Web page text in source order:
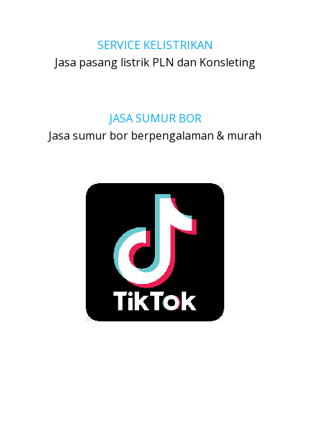
SERVICE KELISTRIKAN
Jasa pasang listrik PLN dan Konsleting
JASA SUMUR BOR
Jasa sumur bor berpengalaman & murah